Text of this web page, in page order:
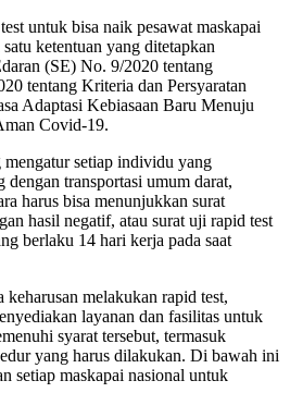
untuk bisa naik pesawat maskapai
ketentuan yang ditetapkan
(SE) No. 9/2020 tentang
tentang Kriteria dan Persyaratan
Adaptasi Kebiasaan Baru Menuju
Covid-19.
setiap individu yang
dengan transportasi umum darat,
harus bisa menunjukkan surat
hasil negatif, atau surat uji rapid test
berlaku 14 hari kerja pada saat
melakukan rapid test,
layanan dan fasilitas untuk
syarat tersebut, termasuk
yang harus dilakukan. Di bawah ini
setiap maskapai nasional untuk